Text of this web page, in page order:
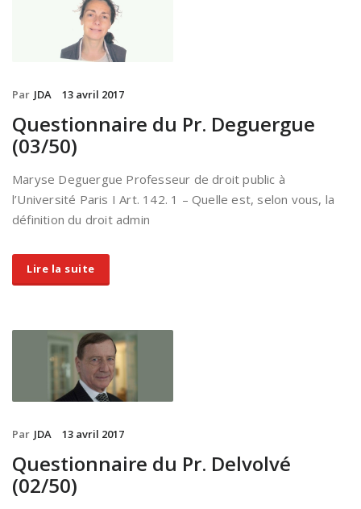
Par JDA 13 avril 2017
Questionnaire du Pr. Deguergue
(03/50)
Maryse Deguergue Professeur de droit public à
l’Université Paris I Art. 142. 1 – Quelle est, selon vous, la
définition du droit admin
Lire la suite
Par JDA 13 avril 2017
Questionnaire du Pr. Delvolvé
(02/50)